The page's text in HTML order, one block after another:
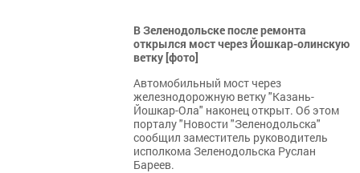
В Зеленодольске после ремонта
открылся мост через Йошкар-олинскую
ветку [фото]
Автомобильный мост через
железнодорожную ветку "Казань-
Йошкар-Ола" наконец открыт. Об этом
порталу "Новости "Зеленодольска"
сообщил заместитель руководитель
исполкома Зеленодольска Руслан
Бареев.